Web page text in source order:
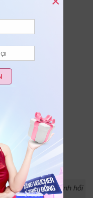
vết thương nhanh hồi